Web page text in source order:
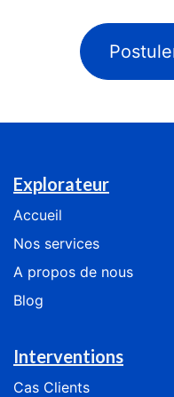
Explorateur
Accueil
Nos services
​​​​​​​​​​A​ ​p​ro​p​os​ ​de ​n​o​us
Blog
Interventions
Cas Clients